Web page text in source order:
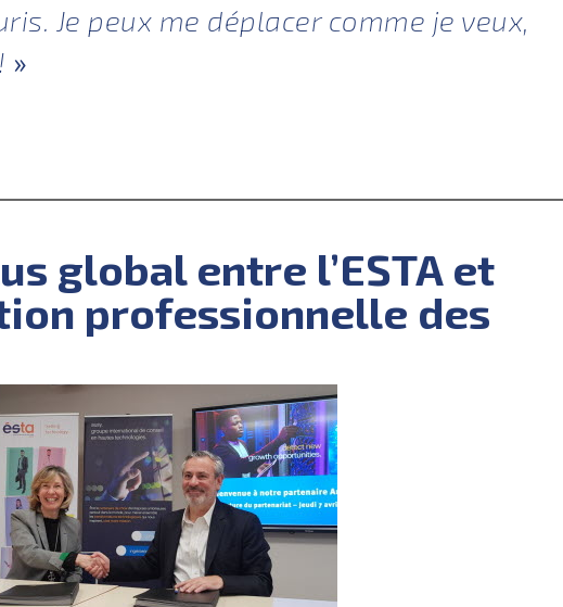
Je peux me déplacer comme je veux,
»
global entre l’ESTA et
professionnelle des